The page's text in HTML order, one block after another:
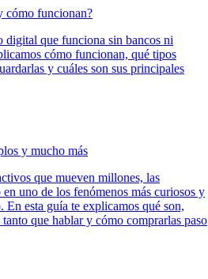
cómo funcionan?
digital que funciona sin bancos ni
cómo funcionan, qué tipos
y cuáles son sus principales
y mucho más
que mueven millones, las
uno de los fenómenos más curiosos y
esta guía te explicamos qué son,
que hablar y cómo comprarlas paso